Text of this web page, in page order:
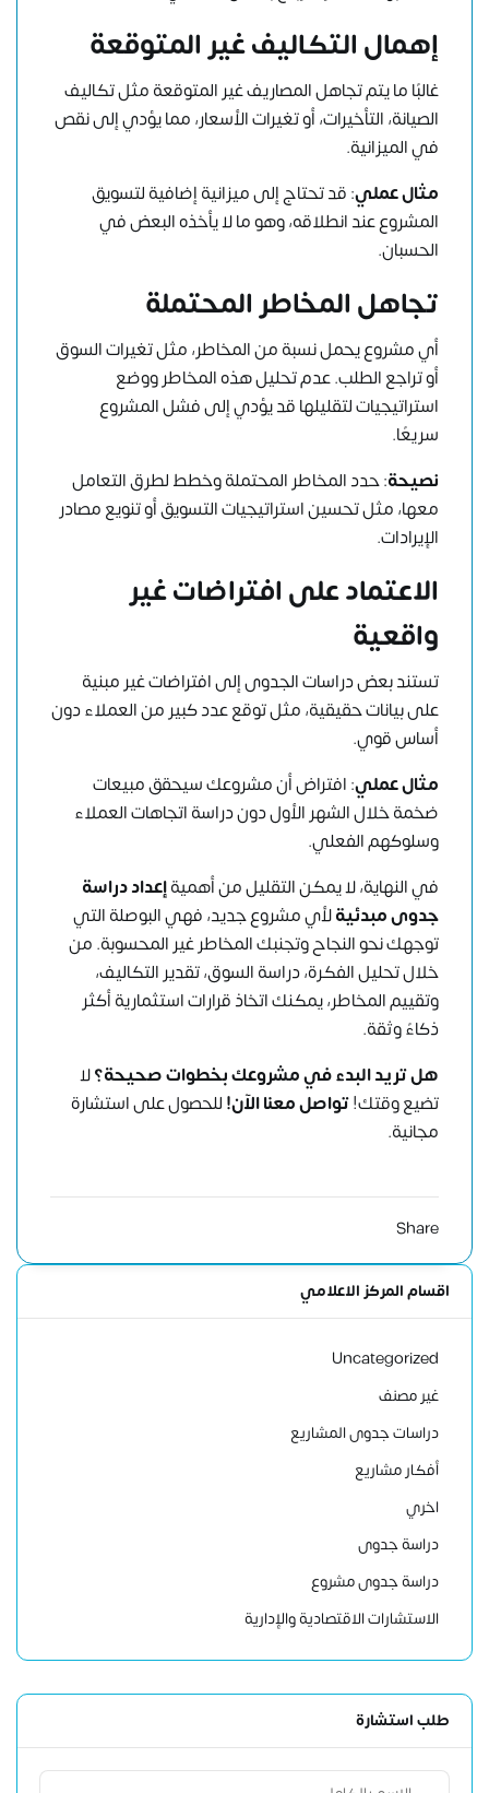
إهمال التكاليف غير المتوقعة
غالبًا ما يتم تجاهل المصاريف غير المتوقعة مثل تكاليف
الصيانة، التأخيرات، أو تغيرات الأسعار، مما يؤدي إلى نقص
في الميزانية.
مثال عملي: قد تحتاج إلى ميزانية إضافية لتسويق
المشروع عند انطلاقه، وهو ما لا يأخذه البعض في
الحسبان.
تجاهل المخاطر المحتملة
أي مشروع يحمل نسبة من المخاطر، مثل تغيرات السوق
أو تراجع الطلب. عدم تحليل هذه المخاطر ووضع
استراتيجيات لتقليلها قد يؤدي إلى فشل المشروع
سريعًا.
نصيحة: حدد المخاطر المحتملة وخطط لطرق التعامل
معها، مثل تحسين استراتيجيات التسويق أو تنويع مصادر
الإيرادات.
الاعتماد على افتراضات غير
واقعية
تستند بعض دراسات الجدوى إلى افتراضات غير مبنية
على بيانات حقيقية، مثل توقع عدد كبير من العملاء دون
أساس قوي.
مثال عملي: افتراض أن مشروعك سيحقق مبيعات
ضخمة خلال الشهر الأول دون دراسة اتجاهات العملاء
وسلوكهم الفعلي.
في النهاية، لا يمكن التقليل من أهميةإعداد دراسة
جدوى مبدئيةلأي مشروع جديد، فهي البوصلة التي
توجهك نحو النجاح وتجنبك المخاطر غير المحسوبة. من
خلال تحليل الفكرة، دراسة السوق، تقدير التكاليف،
وتقييم المخاطر، يمكنك اتخاذ قرارات استثمارية أكثر
ذكاءً وثقة.
هل تريد البدء في مشروعك بخطوات صحيحة؟لا
تضيع وقتك!تواصل معنا الآن!للحصول على استشارة
مجانية.
Share
اقسام المركز الاعلامي
Uncategorized
غير مصنف
دراسات جدوى المشاريع
أفكار مشاريع
اخري
دراسة جدوى
دراسة جدوى مشروع
الاستشارات الاقتصادية والإدارية
طلب استشارة